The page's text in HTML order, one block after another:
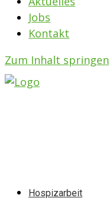
Jobs
Kontakt
Zum Inhalt springen
Hospizarbeit